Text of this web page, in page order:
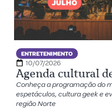
ENTRETENIMENTO
10/07/2026
Agenda cultural
Conheça a programação do
espetáculos, cultura geek e eventos gratuitos por toda a
região Norte